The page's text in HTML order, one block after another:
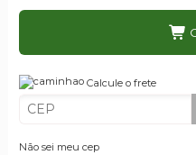
Calcule o frete
Não sei meu cep